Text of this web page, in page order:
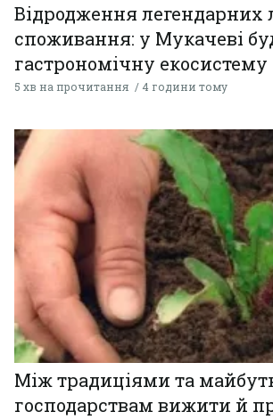
Відродження легендарних
споживання: у Мукачеві
гастрономічну екосистему
5 хв на прочитання 4 години тому
Між традиціями та
господарствам вижити й